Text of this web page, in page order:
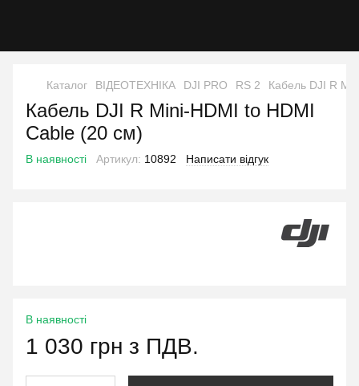
Каталог ВІДЕОТЕХНІКА DJI PRO RS 2 Кабель DJI R
Кабель DJI R Mini-HDMI to HDMI
Cable (20 см)
В наявності Артикул: 10892 Написати відгук
В наявності
1 030 грн з ПДВ.